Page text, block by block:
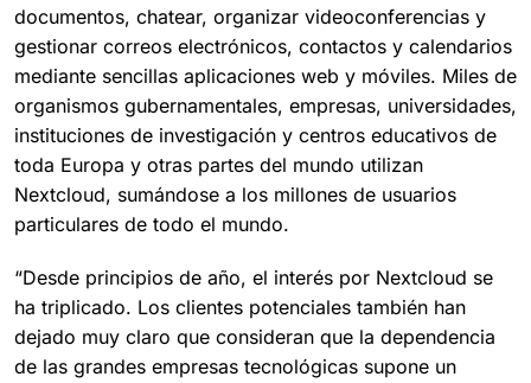
documentos, chatear, organizar videoconferencias y
gestionar correos electrónicos, contactos y calendarios
mediante sencillas aplicaciones web y móviles. Miles de
organismos gubernamentales, empresas, universidades,
instituciones de investigación y centros educativos de
toda Europa y otras partes del mundo utilizan
Nextcloud, sumándose a los millones de usuarios
particulares de todo el mundo.
“Desde principios de año, el interés por Nextcloud se
ha triplicado. Los clientes potenciales también han
dejado muy claro que consideran que la dependencia
de las grandes empresas tecnológicas supone un